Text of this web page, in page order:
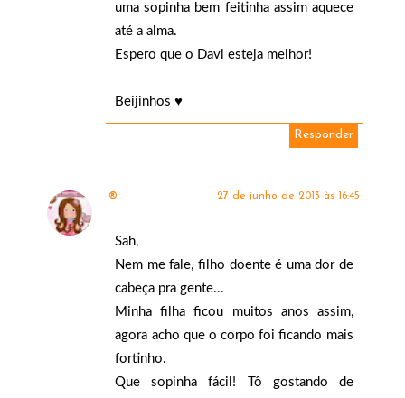
uma sopinha bem feitinha assim aquece
até a alma.
Espero que o Davi esteja melhor!
Beijinhos ♥
Responder
® 27 de junho de 2013 às 16:45
Sah,
Nem me fale, filho doente é uma dor de
cabeça pra gente...
Minha filha ficou muitos anos assim,
agora acho que o corpo foi ficando mais
fortinho.
Que sopinha fácil! Tô gostando de